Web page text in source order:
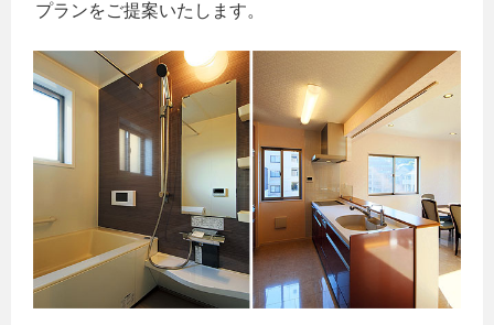
プランをご提案いたします。